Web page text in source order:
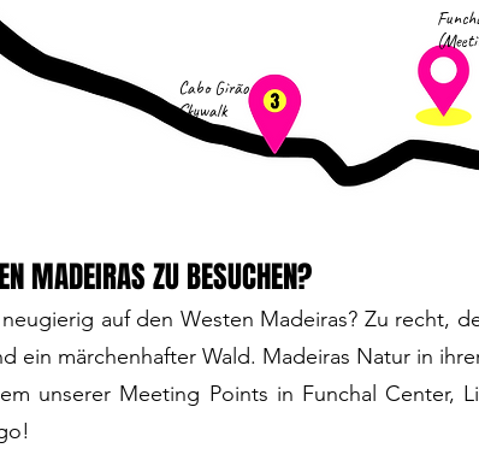
Cabo Girão
Skywalk
MADEIRAS ZU BESUCHEN?
auf den Westen Madeiras? Zu recht,
ein märchenhafter Wald. Madeiras Natur in
unserer Meeting Points in Funchal Center,